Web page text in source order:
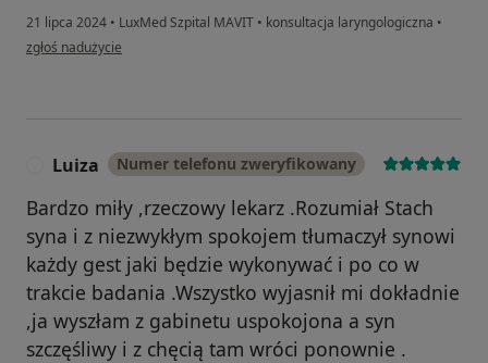
21 lipca 2024 • LuxMed Szpital MAVIT • konsultacja laryngologiczna •
w opinii użytkownika Paula Z.K
zgłoś nadużycie
Luiza Numer telefonu zweryfikowany
Bardzo miły ,rzeczowy lekarz .Rozumiał Stach
syna i z niezwykłym spokojem tłumaczył synowi
każdy gest jaki będzie wykonywać i po co w
trakcie badania .Wszystko wyjasnił mi dokładnie
,ja wyszłam z gabinetu uspokojona a syn
szczęśliwy i z chęcią tam wróci ponownie .